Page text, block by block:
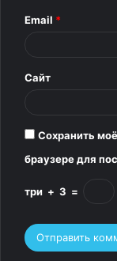
и
*
Email *
Сайт
Сохранить
браузере для
три + 3 =